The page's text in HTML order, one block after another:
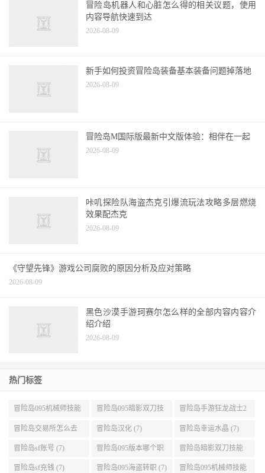
冒险岛机器人和心脏怎么得的相关议题，使用
内容导航快速到达
2026-08-09
新手如何投资冒险岛装备基本装备问题掉落地
2026-08-09
冒险岛M国际版最新中文版体验：相伴在一起
2026-08-09
咔叽探险队海盗杰克引爆流玩法攻略多层燃烧
效果配杰克
2026-08-09
《守望先锋》游戏公司腐败的原因分析及应对策略
2026-08-09
黑色沙漠手游珂赛尔怎么样的全部内容内容介
绍介绍
2026-08-09
热门标签
冒险岛095机械师技能
展示 (9)
冒险岛095暗影双刀技
能加点 (9)
冒险岛手游狂龙战士2
转 (9)
冒险岛交易所怎么去
(8)
冒险岛汉化 (7) 冒险岛幸运水晶 (7)
冒险岛sf账号 (7) 冒险岛095版本哪个职
业段数高些 (7)
冒险岛暗影双刀技能
加点095版本 (7)
冒险岛sf充钱 (7) 冒险岛095海盗转职 (7) 冒险岛095机械师技能